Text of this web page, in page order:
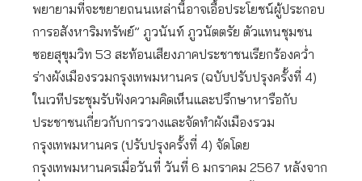
พยายามที่จะขยายถนนเหล่านี้อาจเอื้อประโยชน์ผู้ประกอบ
การอสังหาริมทรัพย์” ภูวนันท์ ภูวนัตตรัย ตัวแทนชุมชน
ซอยสุขุมวิท 53 สะท้อนเสียงภาคประชาชนเรียกร้องคว่ำ
ร่างผังเมืองรวมกรุงเทพมหานคร (ฉบับปรับปรุงครั้งที่ 4)
ในเวทีประชุมรับฟังความคิดเห็นและปรึกษาหารือกับ
ประชาชนเกี่ยวกับการวางและจัดทำผังเมืองรวม
กรุงเทพมหานคร (ปรับปรุงครั้งที่ 4) จัดโดย
กรุงเทพมหานครเมื่อวันที่ วันที่ 6 มกราคม 2567 หลังจาก